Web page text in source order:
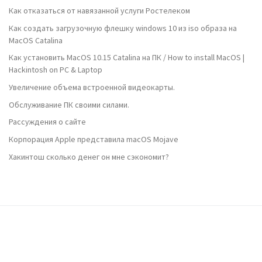
Как отказаться от навязанной услуги Ростелеком
Как создать загрузочную флешку windows 10 из iso образа на
MacOS Catalina
Как установить MacOS 10.15 Catalina на ПК / How to install MacOS |
Hackintosh on PC & Laptop
Увеличение объема встроенной видеокарты.
Обслуживание ПК своими силами.
Рассуждения о сайте
Корпорация Apple представила macOS Mojave
Хакинтош сколько денег он мне сэкономит?